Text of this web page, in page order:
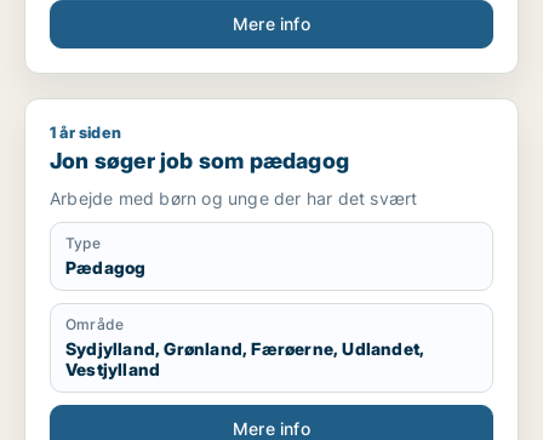
Kørekort kategori B
Mødestabil
Ansvarsbevidst
Hurtig til at lære nye arbejdsopgaver
Trives med fysisk arbejde
Kan arbejde selvstændigt og i teams
Sprog
Dansk – flydende
Engelsk – grundlæggende/godt niveau
Mere info
Jon søger job som pædagog
1 år siden
Jon søger job som pædagog
Arbejde med børn og unge der har det svært
Type
Pædagog
Område
Sydjylland, Grønland, Færøerne, Udlandet,
Vestjylland
Mere info